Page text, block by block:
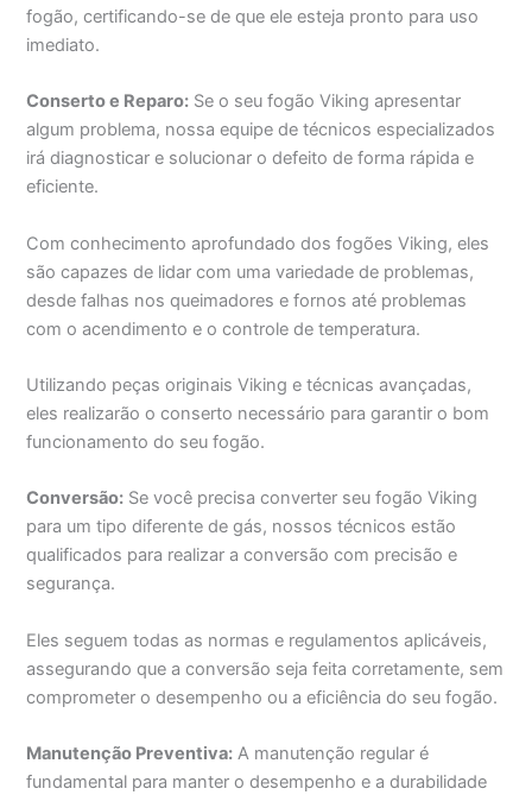
fogão, certificando-se de que ele esteja pronto para uso
imediato.
Conserto e Reparo: Se o seu fogão Viking apresentar
algum problema, nossa equipe de técnicos especializados
irá diagnosticar e solucionar o defeito de forma rápida e
eficiente.
Com conhecimento aprofundado dos fogões Viking, eles
são capazes de lidar com uma variedade de problemas,
desde falhas nos queimadores e fornos até problemas
com o acendimento e o controle de temperatura.
Utilizando peças originais Viking e técnicas avançadas,
eles realizarão o conserto necessário para garantir o bom
funcionamento do seu fogão.
Conversão: Se você precisa converter seu fogão Viking
para um tipo diferente de gás, nossos técnicos estão
qualificados para realizar a conversão com precisão e
segurança.
Eles seguem todas as normas e regulamentos aplicáveis,
assegurando que a conversão seja feita corretamente, sem
comprometer o desempenho ou a eficiência do seu fogão.
Manutenção Preventiva: A manutenção regular é
fundamental para manter o desempenho e a durabilidade